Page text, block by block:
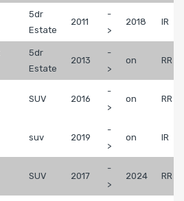
5dr
Estate
2011
-
>
2018 IR
5dr
Estate
2013
-
>
on RR
SUV 2016
-
>
on RR
suv 2019
-
>
on IR
SUV 2017
-
>
2024 RR